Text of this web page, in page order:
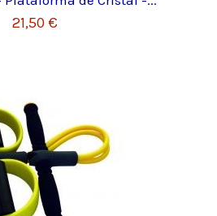
21,50 €